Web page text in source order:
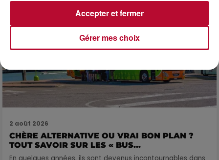
2 août 2026
CHÈRE ALTERNATIVE OU VRAI BON PLAN ?
TOUT SAVOIR SUR LES « BUS...
Gérer mes choix
Accepter et fermer